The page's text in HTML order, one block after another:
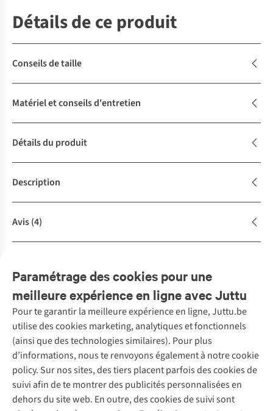
Détails de ce produit
Conseils de taille
Matériel et conseils d'entretien
Détails du produit
Description
Avis(4)
Complétez le look
Achète la tenue
Paramétrage des cookies pour une
meilleure expérience en ligne avec Juttu
Pour te garantir la meilleure expérience en ligne, Juttu.be
utilise des cookies marketing, analytiques et fonctionnels
(ainsi que des technologies similaires). Pour plus
d’informations, nous te renvoyons également à notre cookie
policy. Sur nos sites, des tiers placent parfois des cookies de
suivi afin de te montrer des publicités personnalisées en
dehors du site web. En outre, des cookies de suivi sont
Service client
Questions fréquentes
Commander
Payer
10 % réduction étudiants
Klarna : post-paiement
Nos services
Vintage - ReJUsed
Atelier de couture
Juttu